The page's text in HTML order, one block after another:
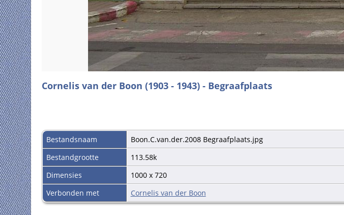
Cornelis van der Boon (1903 - 1943) - Begraafplaats
Bestandsnaam
Boon.C.van.der.2008 Begraafplaats.jpg
Bestandgrootte
113.58k
Dimensies
1000 x 720
Verbonden met
Cornelis van der Boon